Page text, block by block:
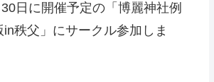
日に開催予定の「博麗神社例
in秩父」にサークル参加しま